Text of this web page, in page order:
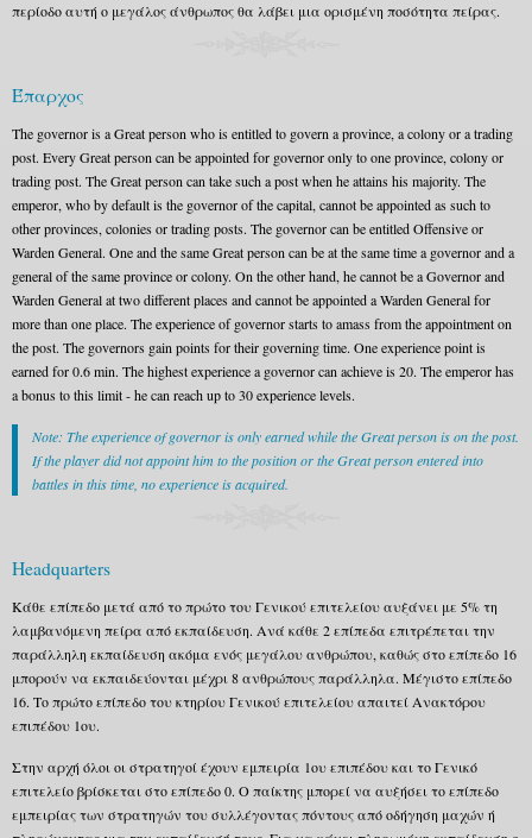
περίοδο αυτή ο μεγάλος άνθρωπος θα λάβει μια ορισμένη ποσότητα πείρας.
Έπαρχος
The governor is a Great person who is entitled to govern a province, a colony or a trading
post. Every Great person can be appointed for governor only to one province, colony or
trading post. The Great person can take such a post when he attains his majority. The
emperor, who by default is the governor of the capital, cannot be appointed as such to
other provinces, colonies or trading posts. The governor can be entitled Offensive or
Warden General. One and the same Great person can be at the same time a governor and a
general of the same province or colony. On the other hand, he cannot be a Governor and
Warden General at two different places and cannot be appointed a Warden General for
more than one place. The experience of governor starts to amass from the appointment on
the post. The governors gain points for their governing time. One experience point is
earned for 0.6 min. The highest experience a governor can achieve is 20. The emperor has
a bonus to this limit - he can reach up to 30 experience levels.
Note: The experience of governor is only earned while the Great person is on the post.
If the player did not appoint him to the position or the Great person entered into
battles in this time, no experience is acquired.
Headquarters
Κάθε επίπεδο μετά από το πρώτο του Γενικού επιτελείου αυξάνει με 5% τη
λαμβανόμενη πείρα από εκπαίδευση. Ανά κάθε 2 επίπεδα επιτρέπεται την
παράλληλη εκπαίδευση ακόμα ενός μεγάλου ανθρώπου, καθώς στο επίπεδο 16
μπορούν να εκπαιδεύονται μέχρι 8 ανθρώπους παράλληλα. Μέγιστο επίπεδο
16. Το πρώτο επίπεδο του κτηρίου Γενικού επιτελείου απαιτεί Ανακτόρου
επιπέδου 1ου.
Στην αρχή όλοι οι στρατηγοί έχουν εμπειρία 1ου επιπέδου και το Γενικό
επιτελείο βρίσκεται στο επίπεδο 0. Ο παίκτης μπορεί να αυξήσει το επίπεδο
εμπειρίας των στρατηγών του συλλέγοντας πόντους από οδήγηση μαχών ή